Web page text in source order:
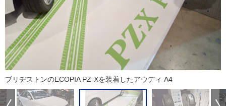
ブリヂストンのECOPIA PZ-Xを装着したアウディ A4